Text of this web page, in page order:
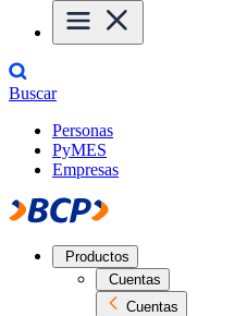
Buscar
Personas
PyMES
Empresas
Productos
Cuentas
Cuentas